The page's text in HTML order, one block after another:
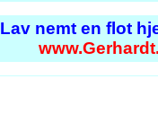
Lav nemt en flot